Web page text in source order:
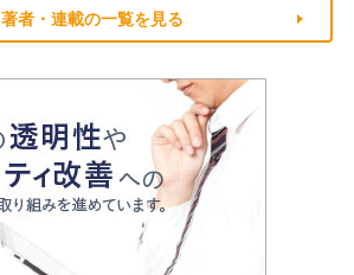
著者・連載の一覧を見る